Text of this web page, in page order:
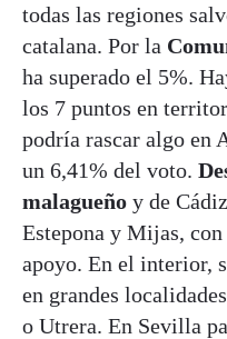
todas las regiones
catalana. Por la
ha superado el 5%.
los 7 puntos en
podría rascar algo en
un 6,41% del voto.
malagueño y de
Estepona y Mijas,
apoyo. En el interior,
en grandes
o Utrera. En Sevilla